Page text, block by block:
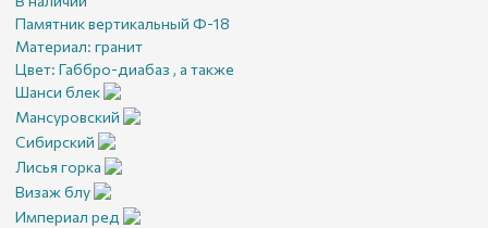
Памятник вертикальный Ф-18
Материал: гранит
Цвет: Габбро-диабаз , а также
Шанси блек
Мансуровский
Сибирский
Лисья горка
Визаж блу
Империал ред